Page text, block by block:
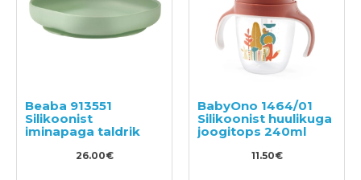
Beaba 913551
Silikoonist
iminapaga taldrik
26.00€
BabyOno 1464/01
Silikoonist huulikuga
joogitops 240ml
11.50€